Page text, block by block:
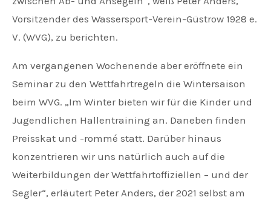
Vorsitzender des Wassersport-Verein-Güstrow 1928 e.
V. (WVG), zu berichten.
Am vergangenen Wochenende aber eröffnete ein
Seminar zu den Wettfahrtregeln die Wintersaison
beim WVG. „Im Winter bieten wir für die Kinder und
Jugendlichen Hallentraining an. Daneben finden
Preisskat und -rommé statt. Darüber hinaus
konzentrieren wir uns natürlich auch auf die
Weiterbildungen der Wettfahrtoffiziellen – und der
Segler“, erläutert Peter Anders, der 2021 selbst am